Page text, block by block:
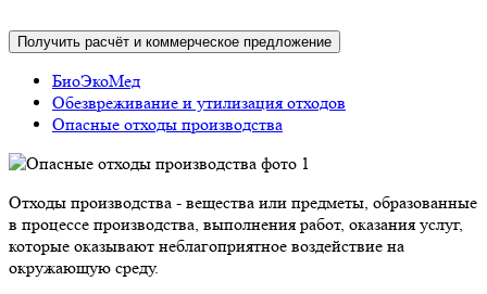
Получить расчёт и коммерческое предложение
БиоЭкоМед
Обезвреживание и утилизация отходов
Опасные отходы производства
Отходы производства - вещества или предметы, образованные
в процессе производства, выполнения работ, оказания услуг,
которые оказывают неблагоприятное воздействие на
окружающую среду.